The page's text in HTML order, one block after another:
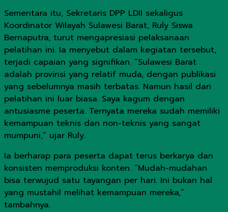
Sementara itu, Sekretaris DPP LDII sekaligus
Koordinator Wilayah Sulawesi Barat, Ruly Siswa
Bernaputra, turut mengapresiasi pelaksanaan
pelatihan ini. Ia menyebut dalam kegiatan tersebut,
terjadi capaian yang signifikan. “Sulawesi Barat
adalah provinsi yang relatif muda, dengan publikasi
yang sebelumnya masih terbatas. Namun hasil dari
pelatihan ini luar biasa. Saya kagum dengan
antusiasme peserta. Ternyata mereka sudah memiliki
kemampuan teknis dan non-teknis yang sangat
mumpuni,” ujar Ruly.
Ia berharap para peserta dapat terus berkarya dan
konsisten memproduksi konten. “Mudah-mudahan
bisa terwujud satu tayangan per hari. Ini bukan hal
yang mustahil melihat kemampuan mereka,”
tambahnya.